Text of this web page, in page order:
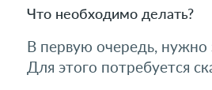
Что необходимо делать?
В первую очередь, нужно
Для этого потребуется